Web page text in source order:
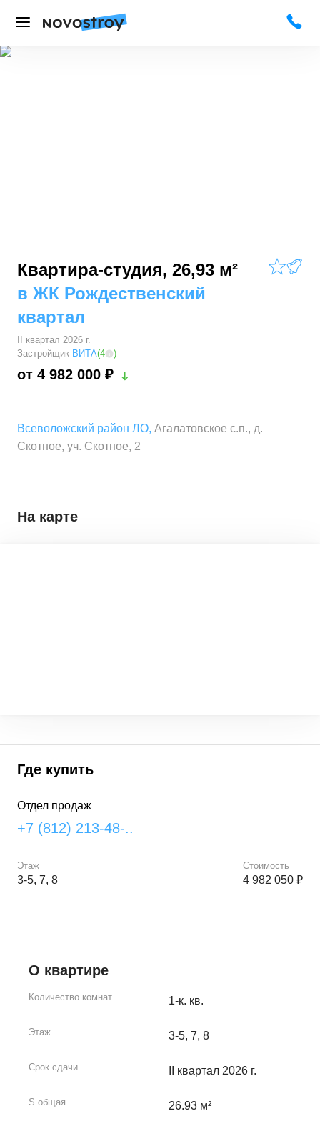
Квартира-студия, 26,93 м²
в ЖК Рождественский
квартал
II квартал 2026 г.
Застройщик ВИТА(4 )
от 4 982 000 ₽
Всеволожский район ЛО, Агалатовское с.п., д.
Скотное, уч. Скотное, 2
Где купить
Отдел продаж
+7 (812) 213-48-..
Этаж
3-5, 7, 8
Стоимость
4 982 050 ₽
О квартире
Количество комнат 1-к. кв.
Этаж 3-5, 7, 8
Срок сдачи II квартал 2026 г.
S общая 26.93 м²
На карте